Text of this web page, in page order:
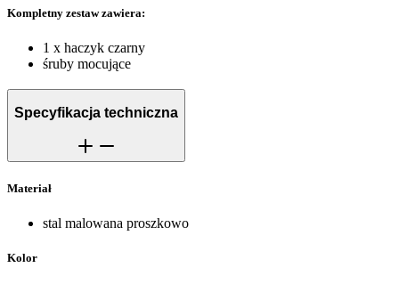
Kompletny zestaw zawiera:
1 x haczyk czarny
śruby mocujące
Specyfikacja techniczna
Materiał
stal malowana proszkowo
Kolor